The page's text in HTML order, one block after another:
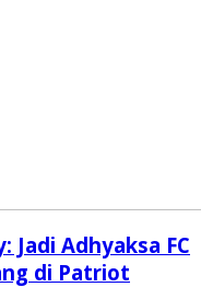
Jadi Adhyaksa FC
di Patriot